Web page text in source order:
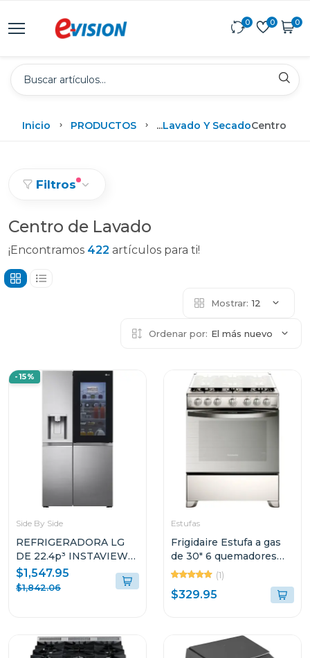
0 0 0
Inicio PRODUCTOS ...Lavado Y SecadoCentro De
Filtros
Centro de Lavado
¡Encontramos 422 artículos para ti!
Mostrar: 12
Ordenar por: El más nuevo
-15%
Side By Side
REFRIGERADORA LG
DE 22.4p³ INSTAVIEW
DOOR IN DOOR CRAFT
ICE VS25XHWC
$1,547.95
$1,842.06
Estufas
Frigidaire Estufa a gas
de 30" 6 quemadores
vapor brake con tapa de
(1)
$329.95